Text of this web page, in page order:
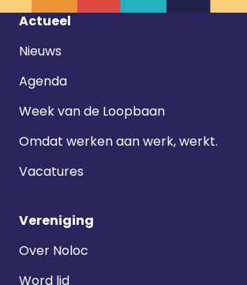
Footer
Actueel
Nieuws
Agenda
Week van de Loopbaan
Omdat werken aan werk, werkt.
Vacatures
Vereniging
Over Noloc
Word lid